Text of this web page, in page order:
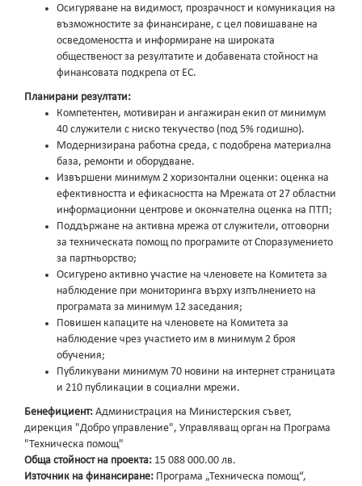
Осигуряване на видимост, прозрачност и комуникация на
възможностите за финансиране, с цел повишаване на
осведомеността и информиране на широката
общественост за резултатите и добавената стойност на
финансовата подкрепа от ЕС.
Планирани резултати:
Компетентен, мотивиран и ангажиран екип от минимум
40 служители с ниско текучество (под 5% годишно).
Модернизирана работна среда, с подобрена материална
база, ремонти и оборудване.
Извършени минимум 2 хоризонтални оценки: оценка на
ефективността и ефикасността на Мрежата от 27 областни
информационни центрове и окончателна оценка на ПТП;
Поддържане на активна мрежа от служители, отговорни
за техническата помощ по програмите от Споразумението
за партньорство;
Осигурено активно участие на членовете на Комитета за
наблюдение при мониторинга върху изпълнението на
програмата за минимум 12 заседания;
Повишен капаците на членовете на Комитета за
наблюдение чрез участието им в минимум 2 броя
обучения;
Публикувани минимум 70 новини на интернет страницата
и 210 публикации в социални мрежи.
Бенефициент: Администрация на Министерския съвет,
дирекция "Добро управление", Управляващ орган на Програма
"Техническа помощ"
Обща стойност на проекта: 15 088 000.00 лв.
Източник на финансиране: Програма „Техническа помощ“,